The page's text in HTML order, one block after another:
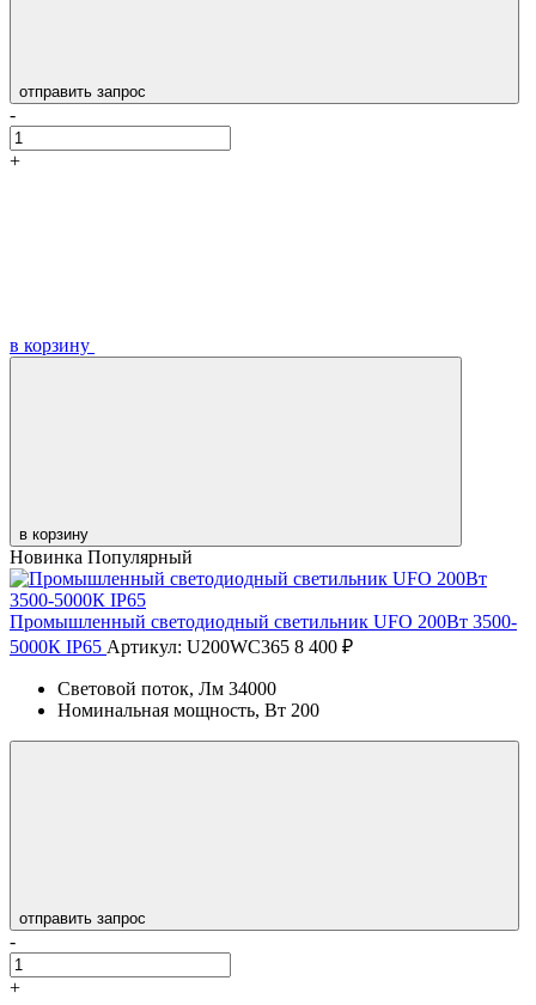
отправить запрос
-
+
в корзину
в корзину
Новинка Популярный
Промышленный светодиодный светильник UFO 200Вт 3500-
5000К IP65 Артикул: U200WC365 8 400 ₽
Световой поток, Лм 34000
Номинальная мощность, Вт 200
отправить запрос
-
+